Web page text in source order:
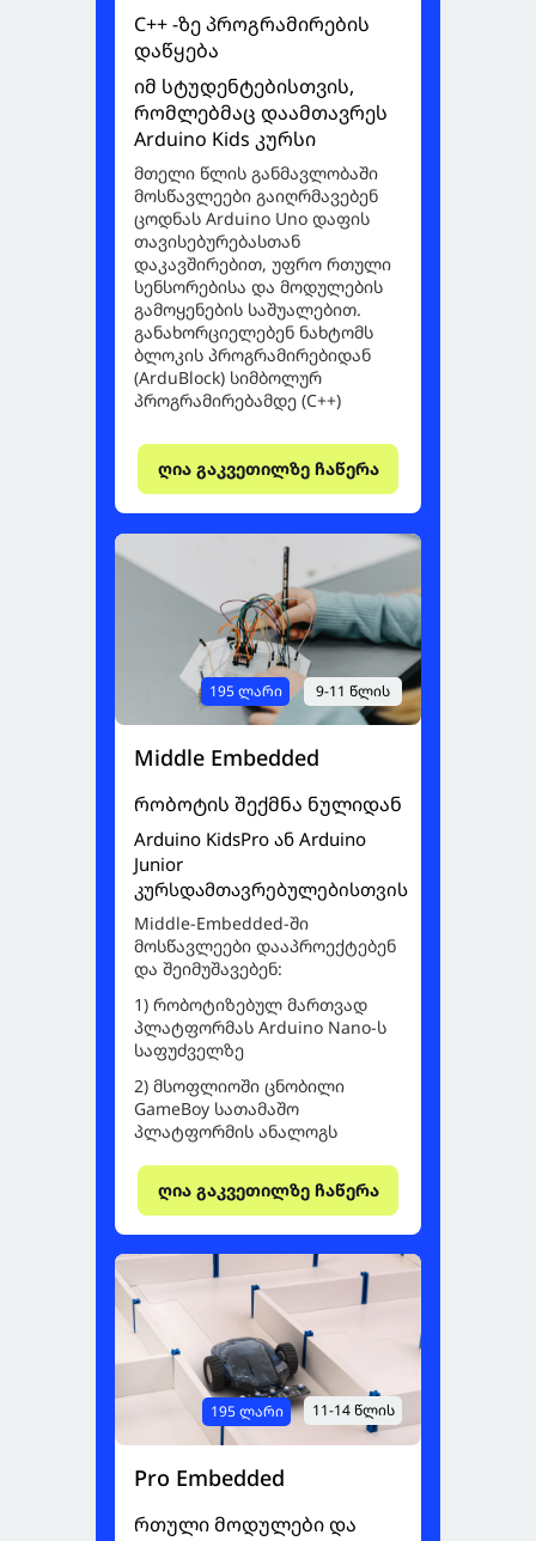
C++ -ზე პროგრამირების
დაწყება
მთელი წლის განმავლობაში
მოსწავლეები გაიღრმავებენ
ცოდნას Arduino Uno დაფის
თავისებურებასთან
დაკავშირებით, უფრო რთული
სენსორებისა და მოდულების
გამოყენების საშუალებით.
განახორციელებენ ნახტომს
ბლოკის პროგრამირებიდან
(ArduBlock) სიმბოლურ
პროგრამირებამდე (C++)
ღია გაკვეთილზე ჩაწერა
იმ სტუდენტებისთვის,
რომლებმაც დაამთავრეს
Arduino Kids კურსი
195 ლარი 9-11 წლის
Middle Embedded
რობოტის შექმნა ნულიდან
Middle-Embedded-ში
მოსწავლეები დააპროექტებენ
და შეიმუშავებენ:
ღია გაკვეთილზე ჩაწერა
Arduino KidsPro ან Arduino
Junior
კურსდამთავრებულებისთვის
1) რობოტიზებულ მართვად
პლატფორმას Arduino Nano-ს
საფუძველზე
2) მსოფლიოში ცნობილი
GameBoy სათამაშო
პლატფორმის ანალოგს
195 ლარი 11-14 წლის
Pro Embedded
რთული მოდულები და